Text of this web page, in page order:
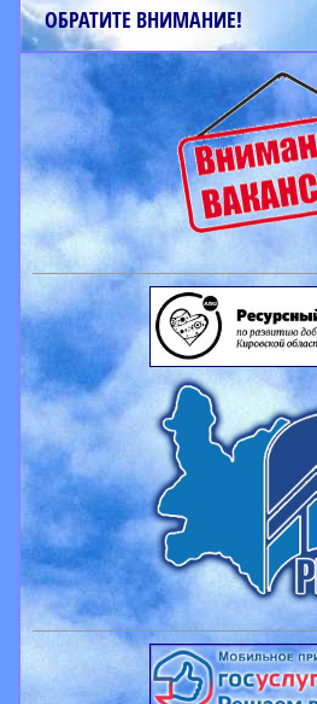
ОБРАТИТЕ ВНИМАНИЕ!